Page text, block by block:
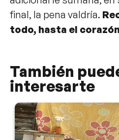
final, la pena valdría.
todo, hasta el
También
interesarte